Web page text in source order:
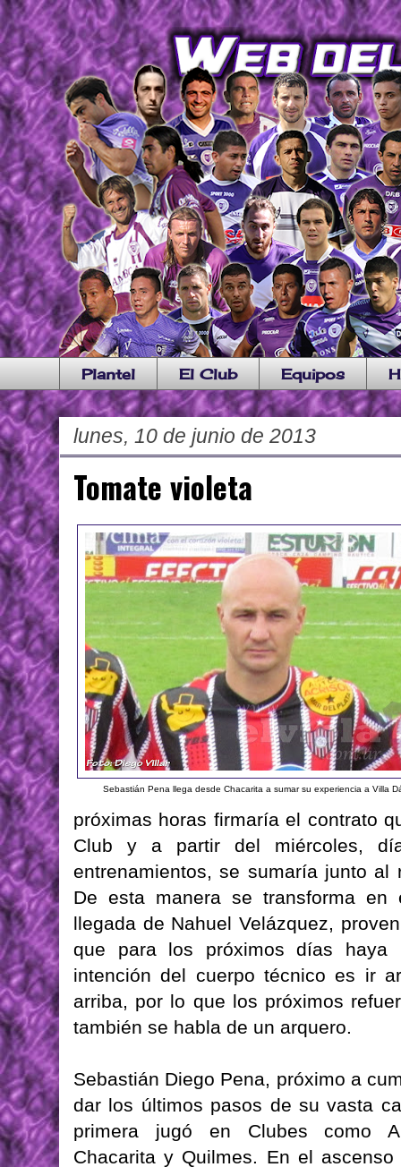
Plantel El Club Equipos
lunes, 10 de junio de 2013
Tomate violeta
Sebastián Pena llega desde Chacarita a sumar su experiencia a Villa
próximas horas firmaría el contrato
Club y a partir del miércoles,
entrenamientos, se sumaría junto
De esta manera se transforma
llegada de Nahuel Velázquez,
que para los próximos días haya
intención del cuerpo técnico es ir
arriba, por lo que los próximos
también se habla de un arquero.
Sebastián Diego Pena, próximo a
dar los últimos pasos de su vasta
primera jugó en Clubes como
Chacarita y Quilmes. En el